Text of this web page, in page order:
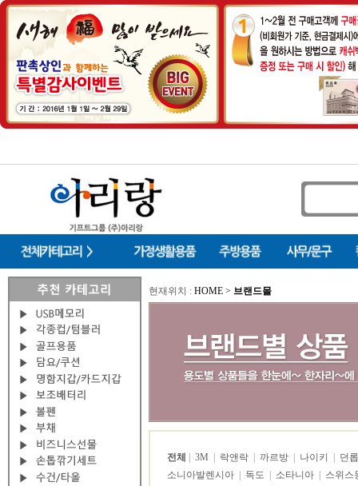
현재위치 : HOME > 브랜드몰
전체 3M 락앤락 까르방 나이키
던
소니아발렌시아
독도 소타니아
스위스